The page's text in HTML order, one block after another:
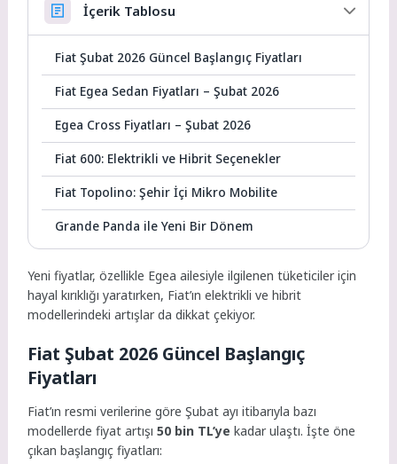
İçerik Tablosu
Fiat Şubat 2026 Güncel Başlangıç Fiyatları
Fiat Egea Sedan Fiyatları – Şubat 2026
Egea Cross Fiyatları – Şubat 2026
Fiat 600: Elektrikli ve Hibrit Seçenekler
Fiat Topolino: Şehir İçi Mikro Mobilite
Grande Panda ile Yeni Bir Dönem
Yeni fiyatlar, özellikle Egea ailesiyle ilgilenen tüketiciler için
hayal kırıklığı yaratırken, Fiat’ın elektrikli ve hibrit
modellerindeki artışlar da dikkat çekiyor.
Fiat Şubat 2026 Güncel Başlangıç
Fiyatları
Fiat’ın resmi verilerine göre Şubat ayı itibarıyla bazı
modellerde fiyat artışı50 bin TL’ye kadar ulaştı. İşte öne
çıkan başlangıç fiyatları: